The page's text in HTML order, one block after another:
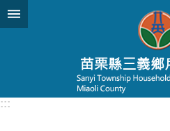
跳到主要內容區塊
:::